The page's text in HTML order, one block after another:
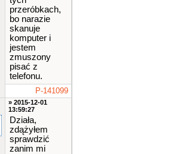
przeróbkach,
bo narazie
skanuje
komputer i
jestem
zmuszony
pisać z
telefonu.
P-141099
» 2015-12-01
13:59:27
Działa,
zdążyłem
sprawdzić
zanim mi